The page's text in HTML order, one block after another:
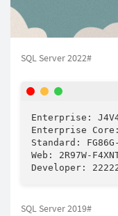
SQL Server 2022#
Enterprise:
Enterprise Core:
Standard: FG86G-
Web: 2R97W-
SQL Server 2019#